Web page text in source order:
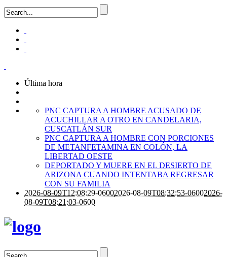
Última hora
PNC CAPTURA A HOMBRE ACUSADO DE
ACUCHILLAR A OTRO EN CANDELARIA,
CUSCATLÁN SUR
PNC CAPTURA A HOMBRE CON PORCIONES
DE METANFETAMINA EN COLÓN, LA
LIBERTAD OESTE
DEPORTADO Y MUERE EN EL DESIERTO DE
ARIZONA CUANDO INTENTABA REGRESAR
CON SU FAMILIA
2026-08-09T12:08:29-06002026-08-09T08:32:53-06002026-
08-09T08:21:03-0600